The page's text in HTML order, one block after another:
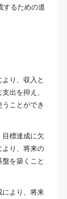
するための道
り、収入と
出を抑え、
ことができ
目標達成に欠
り、将来の
を築くこと
により、将来